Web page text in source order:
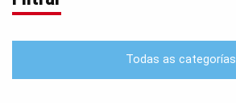
Todas as categorías